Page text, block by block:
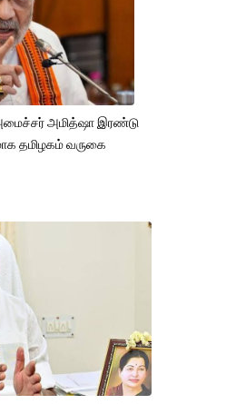
அமித்ஷா இரண்டு
தமிழகம் வருகை